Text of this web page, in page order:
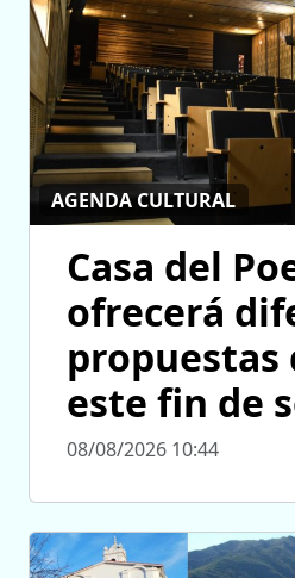
AGENDA CULTURAL
Casa del
ofrecerá
este fin de
08/08/2026 10:44